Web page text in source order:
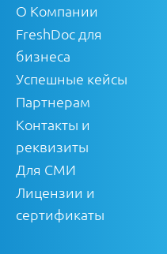
О Компании
FreshDoc для
бизнеса
Успешные кейсы
Партнерам
Контакты и
реквизиты
Для СМИ
Лицензии и
сертификаты